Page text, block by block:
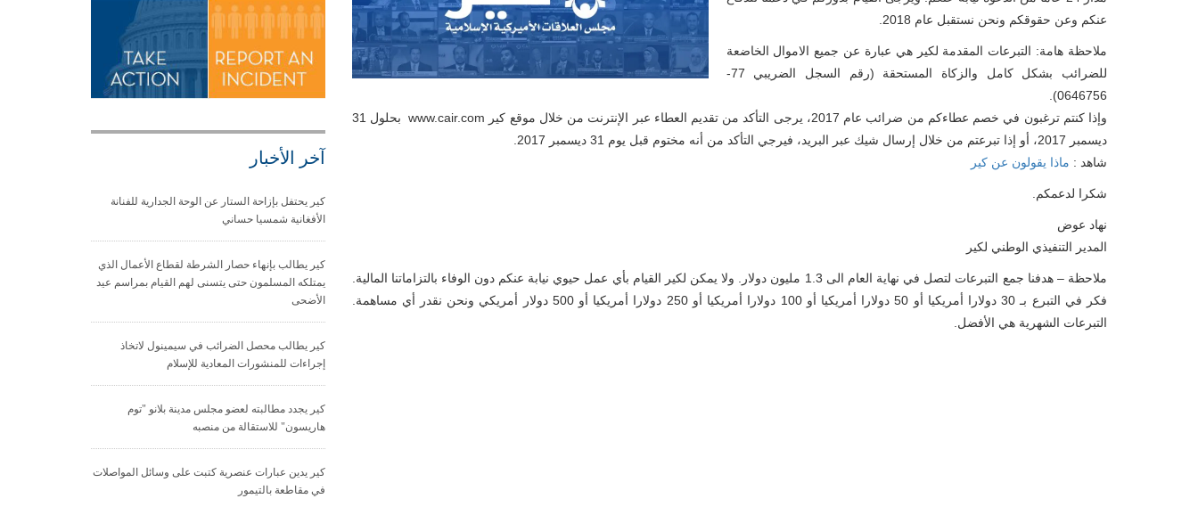
آخر الأخبار
كير يحتفل بإزاحة الستار عن الوحة الجدارية للفنانة
الأفغانية شمسيا حساني
كير يطالب بإنهاء حصار الشرطة لقطاع الأعمال الذي
يمتلكه المسلمون حتى يتسنى لهم القيام بمراسم عيد
الأضحى
كير يطالب محصل الضرائب في سيمينول لاتخاذ
إجراءات للمنشورات المعادية للإسلام
كير يجدد مطالبته لعضو مجلس مدينة بلانو "توم
هاريسون" للاستقالة من منصبه
كير يدين عبارات عنصرية كتبت على وسائل المواصلات
في مقاطعة بالتيمور
عنكم وعن حقوقكم ونحن نستقبل عام 2018.
ملاحظة هامة: التبرعات المقدمة لكير هي عبارة عن جميع الاموال الخاضعة
للضرائب بشكل كامل والزكاة المستحقة (رقم السجل الضريبي 77-
0646756).
وإذا كنتم ترغبون في خصم عطاءكم من ضرائب عام 2017، يرجى التأكد من تقديم العطاء عبر الإنترنت من خلال موقع كير www.cair.com بحلول 31
ديسمبر 2017، أو إذا تبرعتم من خلال إرسال شيك عبر البريد، فيرجي التأكد من أنه مختوم قبل يوم 31 ديسمبر 2017.
شاهد : ماذا يقولون عن كير
شكرا لدعمكم.
نهاد عوض
المدير التنفيذي الوطني لكير
ملاحظة – هدفنا جمع التبرعات لتصل في نهاية العام الى 1.3 مليون دولار. ولا يمكن لكير القيام بأي عمل حيوي نيابة عنكم دون الوفاء بالتزاماتنا المالية.
فكر في التبرع بـ 30 دولارا أمريكيا أو 50 دولارا أمريكيا أو 100 دولارا أمريكيا أو 250 دولارا أمريكيا أو 500 دولار أمريكي ونحن نقدر أي مساهمة.
التبرعات الشهرية هي الأفضل.